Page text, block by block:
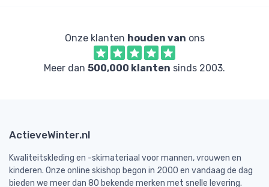
Onze klanten houden van ons
Meer dan 500,000 klanten sinds 2003.
ActieveWinter.nl
Kwaliteitskleding en -skimateriaal voor mannen, vrouwen en
kinderen. Onze online skishop begon in 2000 en vandaag de dag
bieden we meer dan 80 bekende merken met snelle levering.